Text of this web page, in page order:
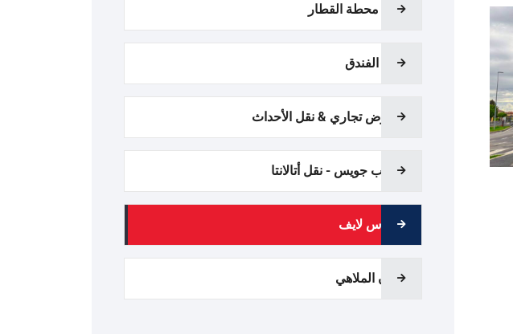
نقل محطة القطار
نقل الفندق
معرض تجاري & نقل الأحداث
ملعب جويس - نقل أتالانتا
كورَس لايف
مدن الملاهي